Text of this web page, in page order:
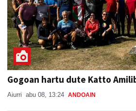
Gogoan hartu dute Katto
Aiurri abu 08, 13:24 ANDOAIN